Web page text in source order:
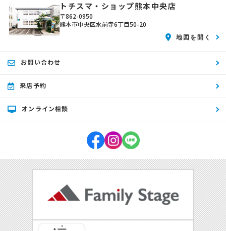
トチスマ・ショップ熊本中央店
〒862-0950
熊本市中央区水前寺6丁目50-20
地図を開く
お問い合わせ
来店予約
オンライン相談